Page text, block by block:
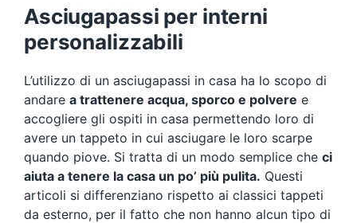
Asciugapassi per interni
personalizzabili
L’utilizzo di un asciugapassi in casa ha lo scopo di
andare a trattenere acqua, sporco e polvere e
accogliere gli ospiti in casa permettendo loro di
avere un tappeto in cui asciugare le loro scarpe
quando piove. Si tratta di un modo semplice che ci
aiuta a tenere la casa un po’ più pulita. Questi
articoli si differenziano rispetto ai classici tappeti
da esterno, per il fatto che non hanno alcun tipo di